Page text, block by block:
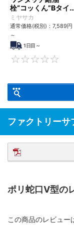
栓“コッくん”Bタイ
プ
ミヤサカ
通常価格(税別)： 7,589円
～
1日目～
ファクトリーサ
ポリ蛇口V型の
この商品のレビュー